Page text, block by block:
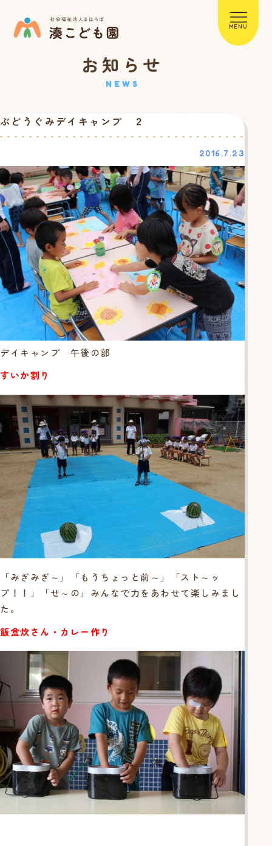
MENU
お知らせ
NEWS
ぶどうぐみデイキャンプ ２
2016.7.23
デイキャンプ 午後の部
すいか割り
「みぎみぎ～」「もうちょっと前～」「スト～ッ
プ！！」「せ～の」みんなで力をあわせて楽しみまし
た。
飯盒炊さん・カレー作り